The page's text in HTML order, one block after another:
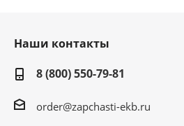
Наши контакты
8 (800) 550-79-81
order@zapchasti-ekb.ru